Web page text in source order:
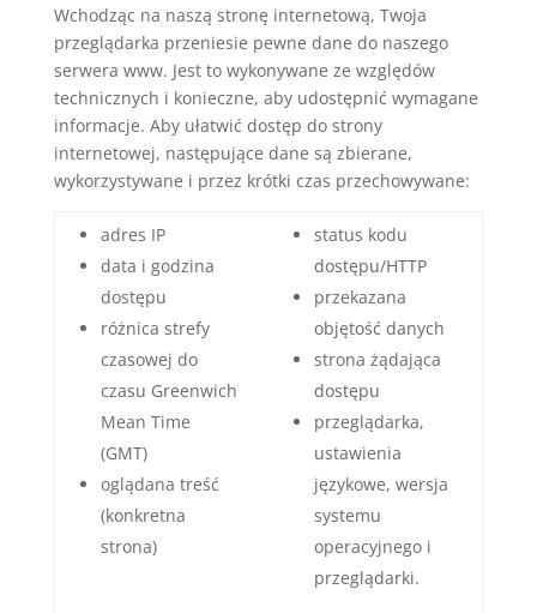
Wchodząc na naszą stronę internetową, Twoja
przeglądarka przeniesie pewne dane do naszego
serwera www. Jest to wykonywane ze względów
technicznych i konieczne, aby udostępnić wymagane
informacje. Aby ułatwić dostęp do strony
internetowej, następujące dane są zbierane,
wykorzystywane i przez krótki czas przechowywane:
adres IP
data i godzina
dostępu
różnica strefy
czasowej do
czasu Greenwich
Mean Time
(GMT)
oglądana treść
(konkretna
strona)
status kodu
dostępu/HTTP
przekazana
objętość danych
strona żądająca
dostępu
przeglądarka,
ustawienia
językowe, wersja
systemu
operacyjnego i
przeglądarki.